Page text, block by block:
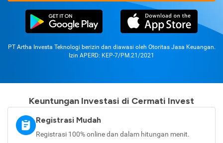
PT Artha Investa Teknologi berizin dan diawasi oleh Otoritas Jasa Keuangan.
Izin APERD: KEP-7/PM.21/2021
Keuntungan Investasi di Cermati Invest
Registrasi Mudah
Registrasi 100% online dan dalam hitungan menit.